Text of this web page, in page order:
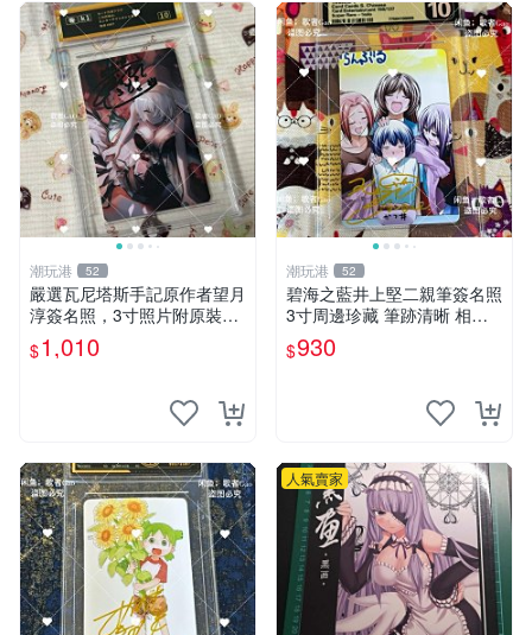
潮玩港 52
嚴選瓦尼塔斯手記原作者望月
淳簽名照，3寸照片附原裝卡
磚。 簽名保真收藏相框裝裱
隨行發送 照片 簽名周邊 望月
$1,010
潮玩港 52
碧海之藍井上堅二親筆簽名照
3寸周邊珍藏 筆跡清晰 相框
精美 碧海之藍 簽名照片 井上
堅二 周邊品
$930
人氣賣家